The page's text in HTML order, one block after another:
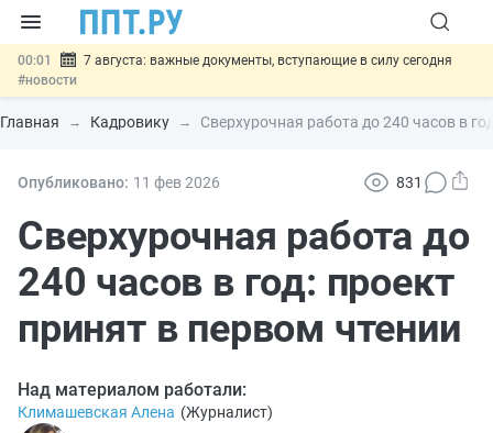
00:01
7 августа: важные документы, вступающие в силу сегодня
#новости
06.08 Минпромторг предложил запретить смешанные лоты
электроники в госзакупках
#новости
06.08 Возврат денег за риелторские услуги при недействительных
06.08
Обеспечительный платёж СПОТ могут заменить
банковской гарантией #новости
Главная Кадровику Сверхурочная работа до 240 часов в
Опубликовано: 11 фев2026 831
Сверхурочная работа до
240 часов в год: проект
принят в первом чтении
Над материалом работали:
Климашевская Алена (Журналист)